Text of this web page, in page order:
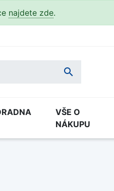
najdete zde.

VŠE O
NÁKUPU